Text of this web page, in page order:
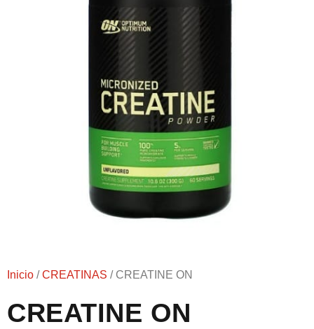
Inicio /CREATINAS / CREATINE ON
CREATINE ON